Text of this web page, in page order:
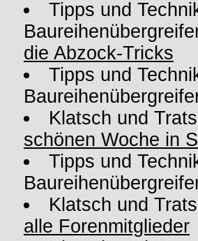
Tipps und
die Abzock-Tricks
Tipps und
Klatsch und
schönen Woche in
Tipps und
Klatsch und
alle Forenmitglieder